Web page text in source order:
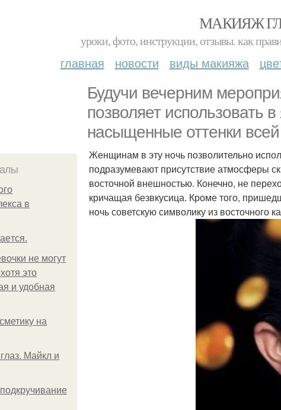
МАКИЯЖ
уроки, фото, инструкции, отзывы. как
главная новости виды макияжа
Будучи вечерним
позволяет использовать
насыщенные оттенки
в
не могут
это
и удобная
на
Майкл и
Женщинам в эту ночь позволительно
подразумевают присутствие атмосферы
восточной внешностью. Конечно, не
кричащая безвкусица. Кроме того,
ночь советскую символику из восточного